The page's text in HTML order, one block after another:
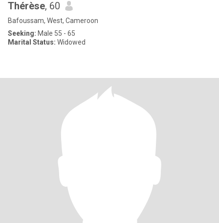
Thérèse, 60
Bafoussam, West, Cameroon
Seeking: Male 55 - 65
Marital Status: Widowed